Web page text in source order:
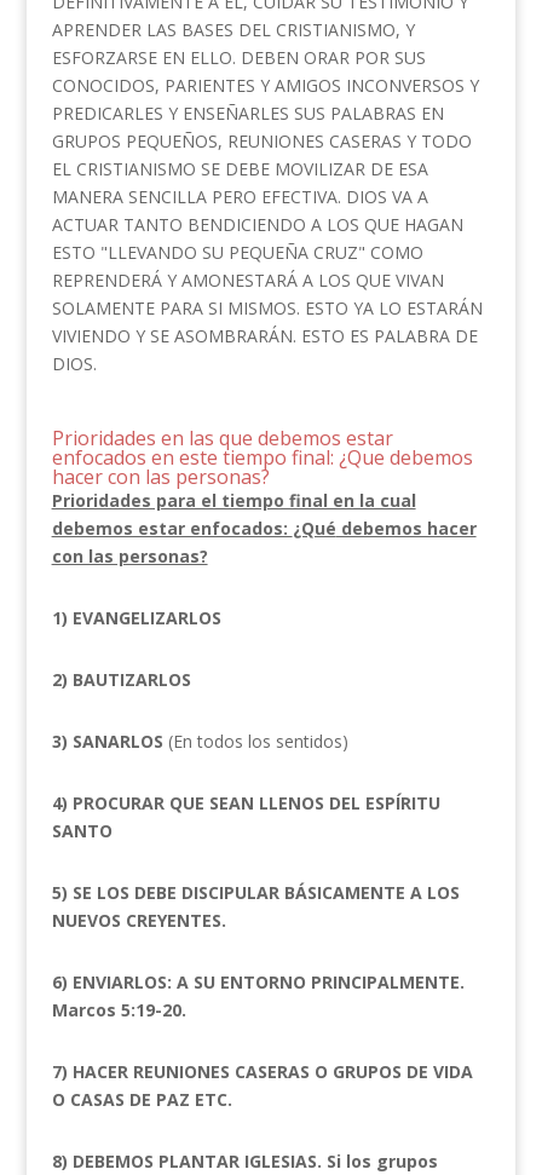
APRENDER LAS BASES DEL CRISTIANISMO, Y
ESFORZARSE EN ELLO. DEBEN ORAR POR SUS
CONOCIDOS, PARIENTES Y AMIGOS INCONVERSOS Y
PREDICARLES Y ENSEÑARLES SUS PALABRAS EN
GRUPOS PEQUEÑOS, REUNIONES CASERAS Y TODO
EL CRISTIANISMO SE DEBE MOVILIZAR DE ESA
MANERA SENCILLA PERO EFECTIVA. DIOS VA A
ACTUAR TANTO BENDICIENDO A LOS QUE HAGAN
ESTO "LLEVANDO SU PEQUEÑA CRUZ" COMO
REPRENDERÁ Y AMONESTARÁ A LOS QUE VIVAN
SOLAMENTE PARA SI MISMOS. ESTO YA LO ESTARÁN
VIVIENDO Y SE ASOMBRARÁN. ESTO ES PALABRA DE
DIOS.
Prioridades en las que debemos estar
enfocados en este tiempo final: ¿Que debemos
hacer con las personas?
Prioridades para el tiempo final en la cual
debemos estar enfocados: ¿Qué debemos hacer
con las personas?
1) EVANGELIZARLOS
2) BAUTIZARLOS
3) SANARLOS (En todos los sentidos)
4) PROCURAR QUE SEAN LLENOS DEL ESPÍRITU
SANTO
5) SE LOS DEBE DISCIPULAR BÁSICAMENTE A LOS
NUEVOS CREYENTES.
6) ENVIARLOS: A SU ENTORNO PRINCIPALMENTE.
Marcos 5:19-20.
7) HACER REUNIONES CASERAS O GRUPOS DE VIDA
O CASAS DE PAZ ETC.
8) DEBEMOS PLANTAR IGLESIAS. Si los grupos